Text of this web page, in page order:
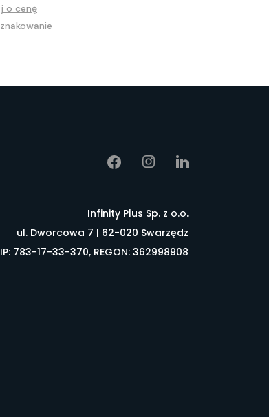
o cenę
Infinity Plus Sp. z o.o.
ul. Dworcowa 7 | 62-020 Swarzędz
783-17-33-370, REGON: 362998908